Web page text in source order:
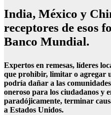
India, México y
receptores de esos
Banco Mundial.
Expertos en remesas, líderes
que prohibir, limitar o agregar
podría dañar a las
oneroso para los ciudadanos y
paradójicamente, terminar
a Estados Unidos.